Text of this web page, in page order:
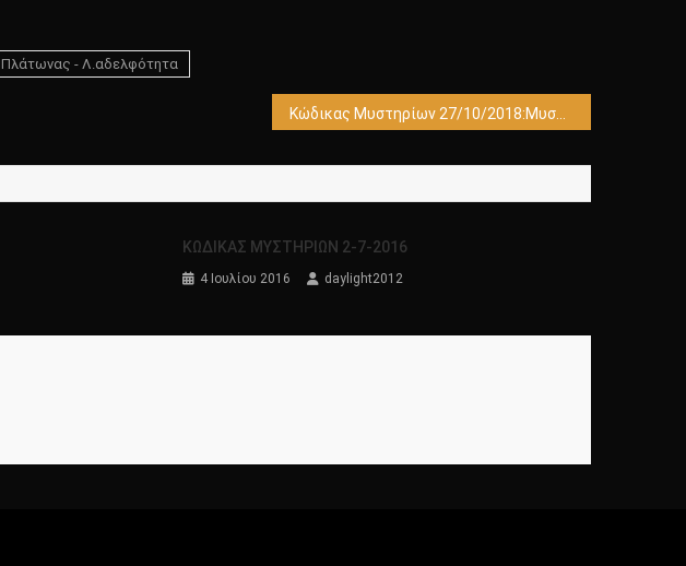
Πλάτωνας - Λ.αδελφότητα
Κώδικας Μυστηρίων 27/10/2018:Μυστικά Μασονίας-Διατροφή ,Ζέα – Αλλογενή όντα!
ΚΩΔΙΚΑΣ ΜΥΣΤΗΡΙΩΝ 2-7-2016
4 Ιουλίου 2016 daylight2012